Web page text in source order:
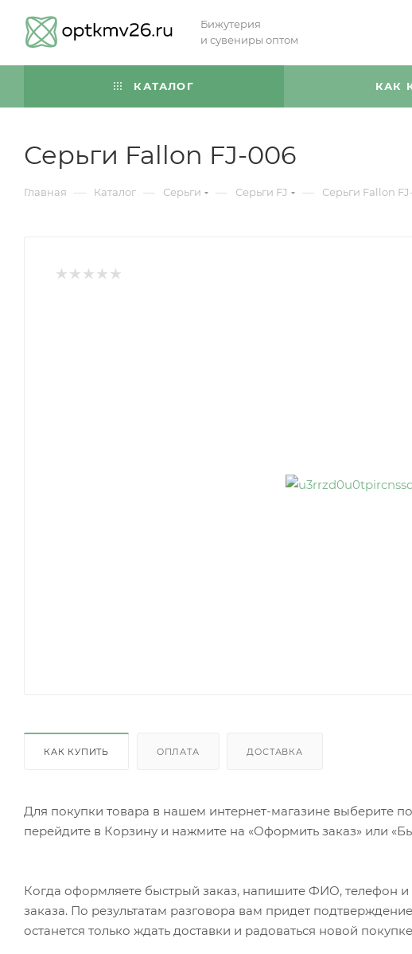
Бижутерия
и сувениры оптом
КАТАЛОГ КАК
Серьги Fallon FJ-006
Главная — Каталог — Серьги — Серьги FJ — Серьги Fallon
КАК КУПИТЬ ОПЛАТА ДОСТАВКА
Для покупки товара в нашем интернет-магазине выберите
перейдите в Корзину и нажмите на «Оформить заказ» или
Когда оформляете быстрый заказ, напишите ФИО, телефон
заказа. По результатам разговора вам придет
останется только ждать доставки и радоваться новой